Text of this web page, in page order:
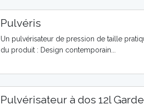
Pulvéris
Un pulvérisateur de pression de taille
du produit : Design contemporain...
Pulvérisateur à dos 12l